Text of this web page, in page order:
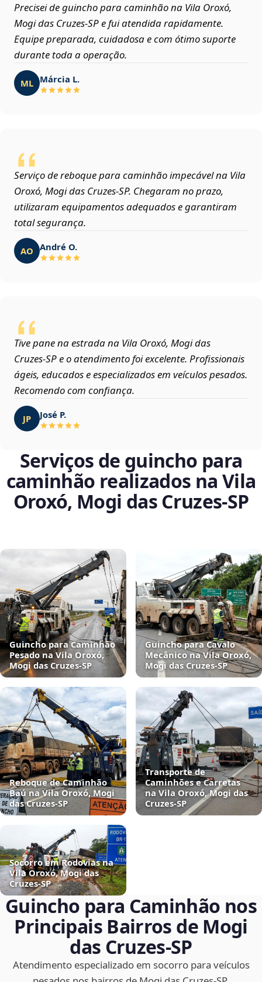
Precisei de guincho para caminhão na Vila Oroxó,
Mogi das Cruzes‑SP e fui atendida rapidamente.
Equipe preparada, cuidadosa e com ótimo suporte
durante toda a operação.
ML Márcia L.
Serviço de reboque para caminhão impecável na Vila
Oroxó, Mogi das Cruzes‑SP. Chegaram no prazo,
utilizaram equipamentos adequados e garantiram
total segurança.
AO André O.
Tive pane na estrada na Vila Oroxó, Mogi das
Cruzes‑SP e o atendimento foi excelente. Profissionais
ágeis, educados e especializados em veículos pesados.
Recomendo com confiança.
JP José P.
Serviços de guincho para
caminhão realizados na Vila
Oroxó, Mogi das Cruzes‑SP
Guincho para Caminhão
Pesado na Vila Oroxó,
Mogi das Cruzes‑SP
Guincho para Cavalo
Mecânico na Vila Oroxó,
Mogi das Cruzes‑SP
Reboque de Caminhão
Baú na Vila Oroxó, Mogi
das Cruzes‑SP
Transporte de
Caminhões e Carretas
na Vila Oroxó, Mogi das
Cruzes‑SP
Socorro em Rodovias na
Vila Oroxó, Mogi das
Cruzes‑SP
Guincho para Caminhão nos
Principais Bairros de Mogi
das Cruzes‑SP
Atendimento especializado em socorro para veículos